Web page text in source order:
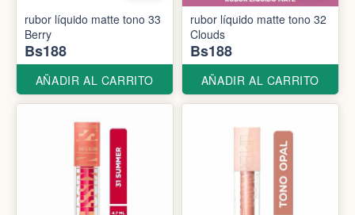
rubor líquido matte tono 33
Berry
Bs188
AÑADIR AL CARRITO
rubor líquido matte tono 32
Clouds
Bs188
AÑADIR AL CARRITO